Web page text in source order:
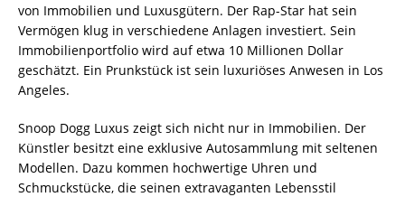
von Immobilien und Luxusgütern. Der Rap-Star hat sein
Vermögen klug in verschiedene Anlagen investiert. Sein
Immobilienportfolio wird auf etwa 10 Millionen Dollar
geschätzt. Ein Prunkstück ist sein luxuriöses Anwesen in Los
Angeles.
Snoop Dogg Luxus zeigt sich nicht nur in Immobilien. Der
Künstler besitzt eine exklusive Autosammlung mit seltenen
Modellen. Dazu kommen hochwertige Uhren und
Schmuckstücke, die seinen extravaganten Lebensstil